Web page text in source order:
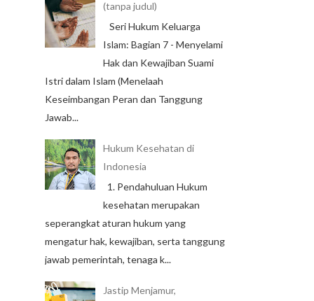
(tanpa judul)
Seri Hukum Keluarga
Islam: Bagian 7 - Menyelami
Hak dan Kewajiban Suami
Istri dalam Islam (Menelaah
Keseimbangan Peran dan Tanggung
Jawab...
Hukum Kesehatan di
Indonesia
1. Pendahuluan Hukum
kesehatan merupakan
seperangkat aturan hukum yang
mengatur hak, kewajiban, serta tanggung
jawab pemerintah, tenaga k...
Jastip Menjamur,